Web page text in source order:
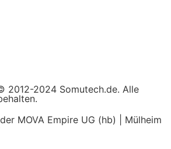
2012-2024 Somutech.de. Alle
MOVA Empire UG (hb) | Mülheim